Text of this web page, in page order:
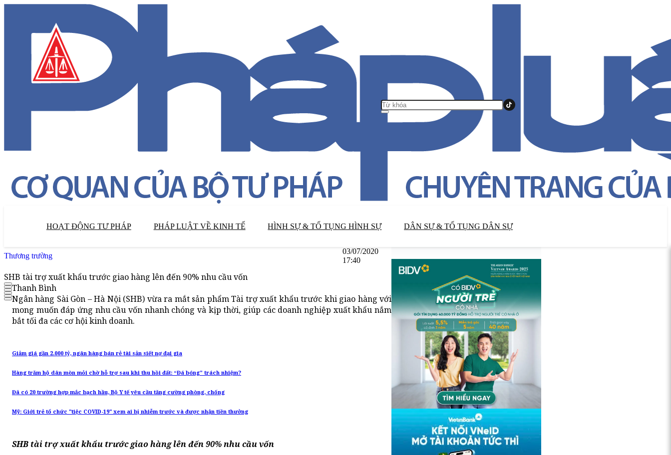
HOẠT ĐỘNG TƯ PHÁP PHÁP LUẬT VỀ KINH TẾ HÌNH SỰ & TỐ TỤNG HÌNH SỰ DÂN SỰ & TỐ TỤNG DÂN SỰ
Thương trường
03/07/2020
17:40
SHB tài trợ xuất khẩu trước giao hàng lên đến 90% nhu cầu vốn
Thanh Bình
Ngân hàng Sài Gòn – Hà Nội (SHB) vừa ra mắt sản phẩm Tài trợ xuất khẩu trước khi giao hàng với
mong muốn đáp ứng nhu cầu vốn nhanh chóng và kịp thời, giúp các doanh nghiệp xuất khẩu nắm
bắt tối đa các cơ hội kinh doanh.
Giảm giá gần 2.000 tỷ, ngân hàng bán rẻ tài sản siết nợ đại gia
Hàng trăm hộ dân mòn mỏi chờ hỗ trợ sau khi thu hồi đất: “Đá bóng” trách nhiệm?
Đã có 20 trường hợp mắc bạch hầu, Bộ Y tế yêu cầu tăng cường phòng, chống
Mỹ: Giới trẻ tổ chức "tiệc COVID-19" xem ai bị nhiễm trước và được nhận tiền thưởng
SHB tài trợ xuất khẩu trước giao hàng lên đến 90% nhu cầu vốn